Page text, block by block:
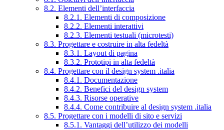
8.2. Elementi dell’interfaccia
8.2.1. Elementi di composizione
8.2.2. Elementi interattivi
8.2.3. Elementi testuali (microtesti)
8.3. Progettare e costruire in alta fedeltà
8.3.1. Layout di pagina
8.3.2. Prototipi in alta fedeltà
8.4. Progettare con il design system .italia
8.4.1. Documentazione
8.4.2. Benefici del design system
8.4.3. Risorse operative
8.4.4. Come contribuire al design system .italia
8.5. Progettare con i modelli di sito e servizi
8.5.1. Vantaggi dell’utilizzo dei modelli